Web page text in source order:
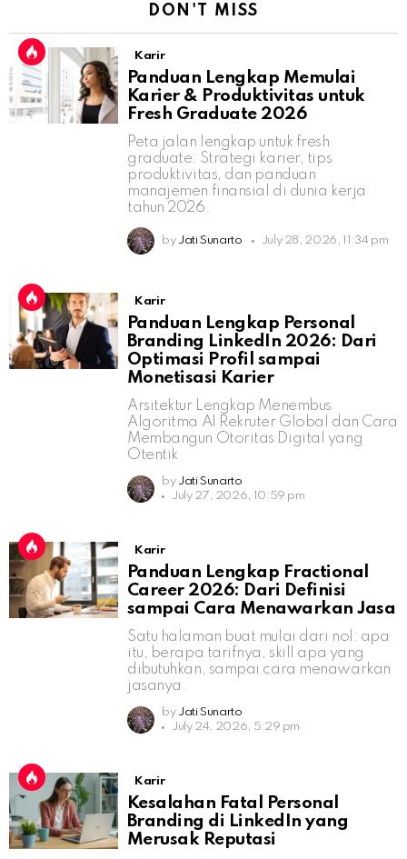
DON'T MISS
Karir
Panduan Lengkap Memulai
Karier & Produktivitas untuk
Fresh Graduate 2026
Peta jalan lengkap untuk fresh
graduate: Strategi karier, tips
produktivitas, dan panduan
manajemen finansial di dunia kerja
tahun 2026.
by Jati Sunarto July 28, 2026, 11:34 pm
Karir
Panduan Lengkap Personal
Branding LinkedIn 2026: Dari
Optimasi Profil sampai
Monetisasi Karier
Arsitektur Lengkap Menembus
Algoritma AI Rekruter Global dan Cara
Membangun Otoritas Digital yang
Otentik
by Jati Sunarto
July 27, 2026, 10:59 pm
Karir
Panduan Lengkap Fractional
Career 2026: Dari Definisi
sampai Cara Menawarkan Jasa
Satu halaman buat mulai dari nol: apa
itu, berapa tarifnya, skill apa yang
dibutuhkan, sampai cara menawarkan
jasanya.
by Jati Sunarto
July 24, 2026, 5:29 pm
Karir
Kesalahan Fatal Personal
Branding di LinkedIn yang
Merusak Reputasi